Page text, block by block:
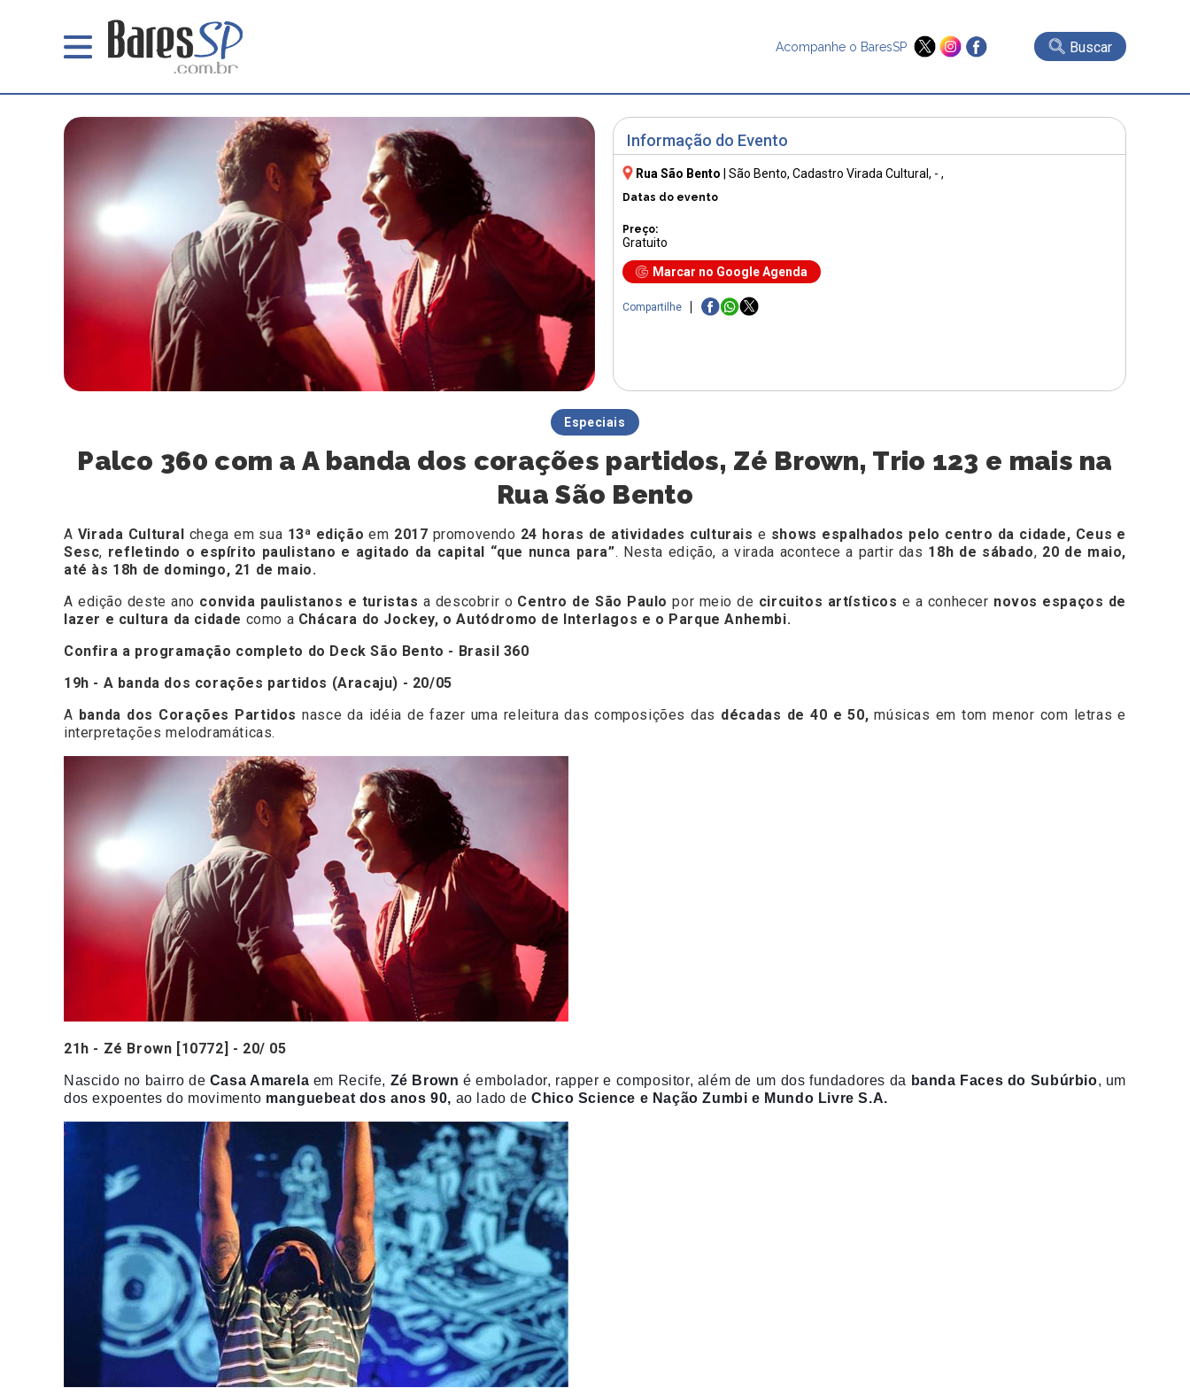
Acompanhe o BaresSP Buscar
Informação do Evento
Rua São Bento São Bento, Cadastro Virada Cultural, - ,
Datas do evento
Preço:
Gratuito
Marcar no Google Agenda
Compartilhe
Especiais
Palco 360 com a A banda dos corações partidos, Zé Brown, Trio 123 e mais na
Rua São Bento
A Virada Cultural chega em sua 13ª edição em 2017 promovendo 24 horas de atividades culturais e shows espalhados pelo centro da cidade, Ceus e
Sesc, refletindo o espírito paulistano e agitado da capital “que nunca para”. Nesta edição, a virada acontece a partir das 18h de sábado, 20 de maio,
até às 18h de domingo, 21 de maio.
A edição deste ano convida paulistanos e turistas a descobrir o Centro de São Paulo por meio de circuitos artísticos e a conhecer novos espaços de
lazer e cultura da cidade como a Chácara do Jockey, o Autódromo de Interlagos e o Parque Anhembi.
Confira a programação completo do Deck São Bento - Brasil 360
19h - A banda dos corações partidos (Aracaju) - 20/05
A banda dos Corações Partidos nasce da idéia de fazer uma releitura das composições das décadas de 40 e 50,músicas em tom menor com letras e
interpretações melodramáticas.
21h - Zé Brown [10772] - 20/ 05
Nascido no bairro de Casa Amarela em Recife, Zé Brown é embolador, rapper e compositor, além de um dos fundadores da banda Faces do Subúrbio, um
dos expoentes do movimento manguebeat dos anos 90, ao lado deChico Science e Nação Zumbi e Mundo Livre S.A.